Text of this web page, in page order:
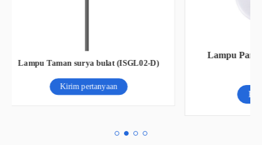
lumen tinggi
Kirim pertanyaan